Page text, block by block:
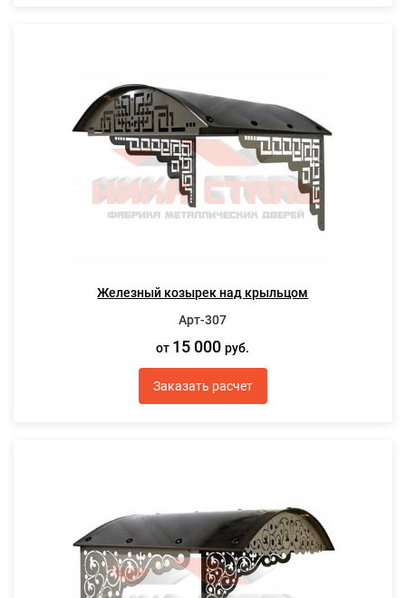
Железный козырек над крыльцом
Арт-307
от 15 000руб.
Заказать расчет